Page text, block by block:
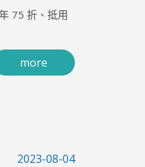
75 折、抵用
more
2023-08-04